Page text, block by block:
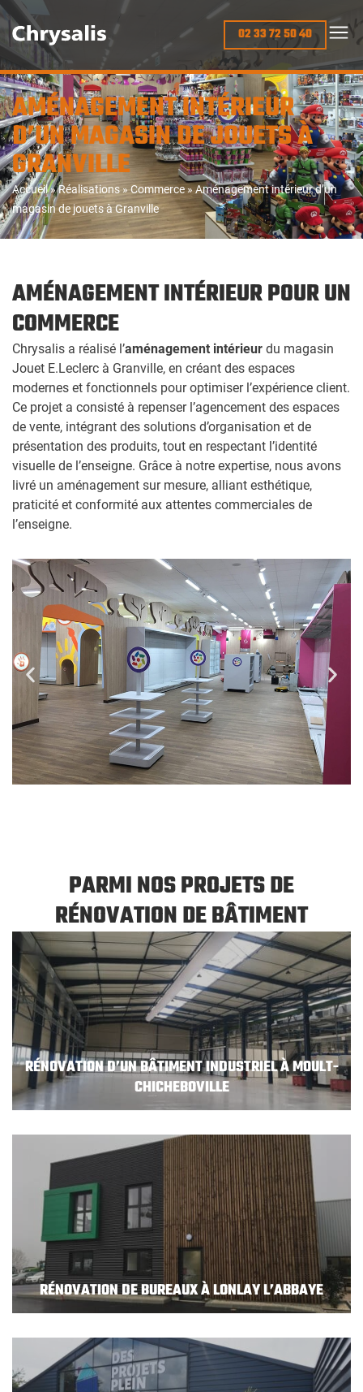
02 33 72 50 40
AMÉNAGEMENT INTÉRIEUR
D’UN MAGASIN DE JOUETS À
GRANVILLE
Accueil»Réalisations»Commerce»Aménagement intérieur d’un
magasin de jouets à Granville
AMÉNAGEMENT INTÉRIEUR POUR UN
COMMERCE
Chrysalis a réalisé l’aménagement intérieur du magasin
Jouet E.Leclerc à Granville, en créant des espaces
modernes et fonctionnels pour optimiser l’expérience client.
Ce projet a consisté à repenser l’agencement des espaces
de vente, intégrant des solutions d’organisation et de
présentation des produits, tout en respectant l’identité
visuelle de l’enseigne. Grâce à notre expertise, nous avons
livré un aménagement sur mesure, alliant esthétique,
praticité et conformité aux attentes commerciales de
l’enseigne.
PARMI NOS PROJETS DE
RÉNOVATION DE BÂTIMENT
RÉNOVATION D’UN BÂTIMENT INDUSTRIEL À MOULT-
CHICHEBOVILLE
RÉNOVATION DE BUREAUX À LONLAY L’ABBAYE